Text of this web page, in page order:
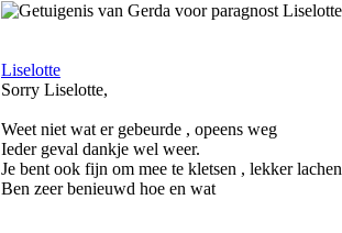
Liselotte
Sorry Liselotte,
Weet niet wat er gebeurde , opeens weg
Ieder geval dankje wel weer.
Je bent ook fijn om mee te kletsen , lekker lachen
Ben zeer benieuwd hoe en wat